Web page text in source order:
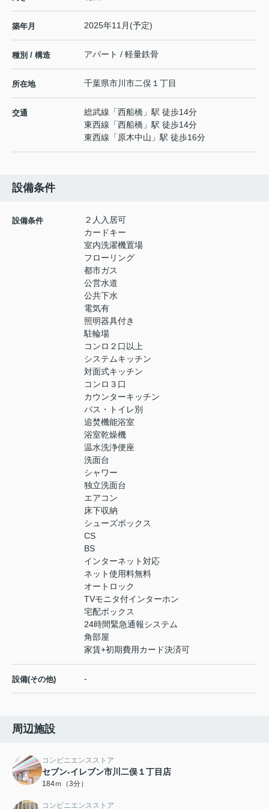
築年月 2025年11月(予定)
種別 / 構造 アパート / 軽量鉄骨
所在地 千葉県市川市二俣１丁目
交通 総武線 「西船橋 」駅 徒歩14分
東西線 「西船橋 」駅 徒歩14分
東西線 「原木中山 」駅 徒歩16分
設備条件
設備条件
２人入居可
カードキー
室内洗濯機置場
フローリング
都市ガス
公営水道
公共下水
電気有
照明器具付き
駐輪場
コンロ２口以上
システムキッチン
対面式キッチン
コンロ３口
カウンターキッチン
バス・トイレ別
追焚機能浴室
浴室乾燥機
温水洗浄便座
洗面台
シャワー
独立洗面台
エアコン
床下収納
シューズボックス
CS
BS
インターネット対応
ネット使用料無料
オートロック
TVモニタ付インターホン
宅配ボックス
24時間緊急通報システム
角部屋
家賃+初期費用カード決済可
設備(その他) -
周辺施設
コンビニエンスストア
セブン-イレブン市川二俣１丁目店
184ｍ（3分）
コンビニエンスストア